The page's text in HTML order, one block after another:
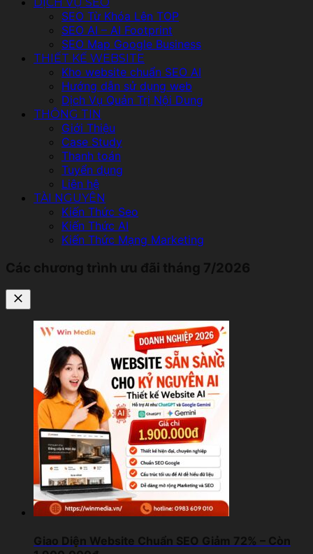
SEO Từ Khóa Lên TOP
SEO AI – AI Footprint
SEO Map Google Business
THIẾT KẾ WEBSITE
Kho website chuẩn SEO AI
Hướng dẫn sử dụng web
Dịch Vụ Quản Trị Nội Dung
THÔNG TIN
Giới Thiệu
Case Study
Thanh toán
Tuyển dụng
Liên hệ
TÀI NGUYÊN
Kiến Thức Seo
Kiến Thức AI
Kiến Thức Mạng Marketing
Các chương trình ưu đãi tháng 7/2026
Giao Diện Website Chuẩn SEO Giảm 72% – Còn